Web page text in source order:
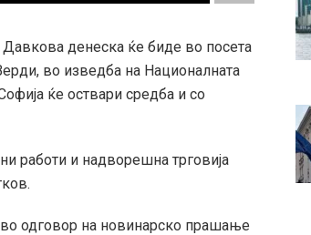
денеска ќе биде во посета
во изведба на Националната
ќе оствари средба и со
работи и надворешна трговија
одговор на новинарско прашање